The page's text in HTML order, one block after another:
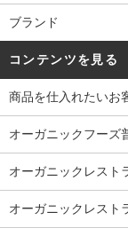
ブランド
コンテンツを見る
商品を仕入れたいお
オーガニックフーズ
オーガニックレスト
オーガニックレスト